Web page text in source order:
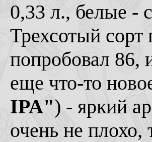
0,33 л., белые -
Трехсотый сорт
попробовал 86,
еще что-то
IPA") - яркий
очень не плохо,